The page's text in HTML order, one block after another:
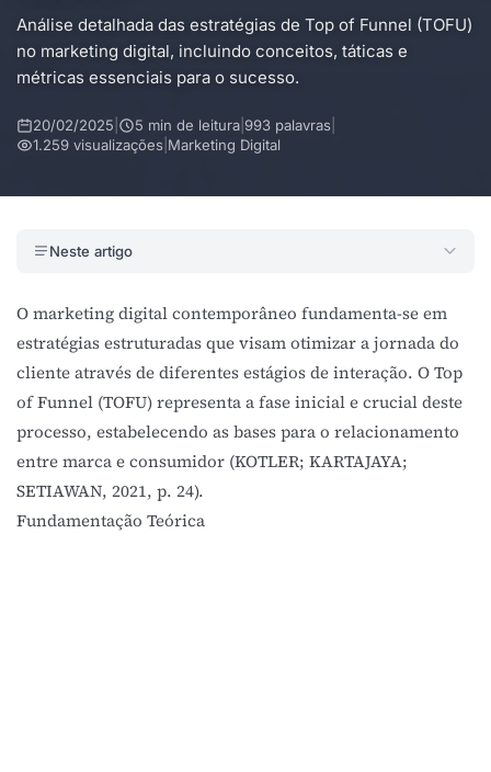
Análise detalhada das estratégias de Top of Funnel (TOFU)
no marketing digital, incluindo conceitos, táticas e
métricas essenciais para o sucesso.
20/02/2025 5 min de leitura 993 palavras
1.259 visualizações Marketing Digital
Neste artigo
O marketing digital contemporâneo fundamenta-se em
estratégias estruturadas que visam otimizar a jornada do
cliente através de diferentes estágios de interação. O Top
of Funnel (TOFU) representa a fase inicial e crucial deste
processo, estabelecendo as bases para o relacionamento
entre marca e consumidor (KOTLER; KARTAJAYA;
SETIAWAN, 2021, p. 24).
Fundamentação Teórica